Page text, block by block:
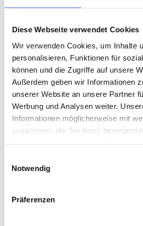
Diese Webseite verwendet Cookies
Wir verwenden Cookies, um Inhalte
personalisieren, Funktionen für
können und die Zugriffe auf unsere
Außerdem geben wir Informationen
unserer Website an unsere Partner
Werbung und Analysen weiter.
Informationen möglicherweise mit
zusammen, die Sie ihnen
Notwendig
Präferenzen
Unterkünfte
Langeoog